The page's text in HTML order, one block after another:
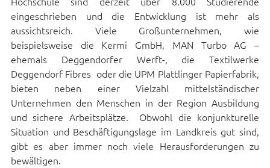
eingeschrieben und die Entwicklung ist mehr als
aussichtsreich. Viele Großunternehmen, wie
beispielsweise die Kermi GmbH, MAN Turbo AG –
ehemals Deggendorfer Werft-, die Textilwerke
Deggendorf Fibres oder die UPM Plattlinger Papierfabrik,
bieten neben einer Vielzahl mittelständischer
Unternehmen den Menschen in der Region Ausbildung
und sichere Arbeitsplätze. Obwohl die konjunkturelle
Situation und Beschäftigungslage im Landkreis gut sind,
gibt es aber immer noch viele Herausforderungen zu
bewältigen.